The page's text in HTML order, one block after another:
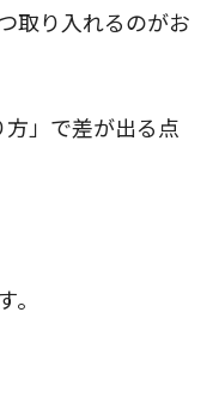
取り入れるのがお
」で差が出る点